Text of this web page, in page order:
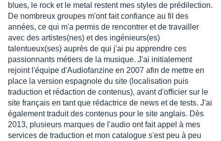
blues, le rock et le metal restent mes styles de prédilection.
De nombreux groupes m'ont fait confiance au fil des
années, ce qui m'a permis de rencontrer et de travailler
avec des artistes(nes) et des ingénieurs(es)
talentueux(ses) auprès de qui j'ai pu apprendre ces
passionnants métiers de la musique. J'ai initialement
rejoint l'équipe d'Audiofanzine en 2007 afin de mettre en
place la version espagnole du site (localisation puis
traduction et rédaction de contenus), avant d'officier sur le
site français en tant que rédactrice de news et de tests. J'ai
également traduit des contenus pour le site anglais. Dès
2013, plusieurs marques de l'audio ont fait appel à mes
services de traduction et mon catalogue s'est peu à peu